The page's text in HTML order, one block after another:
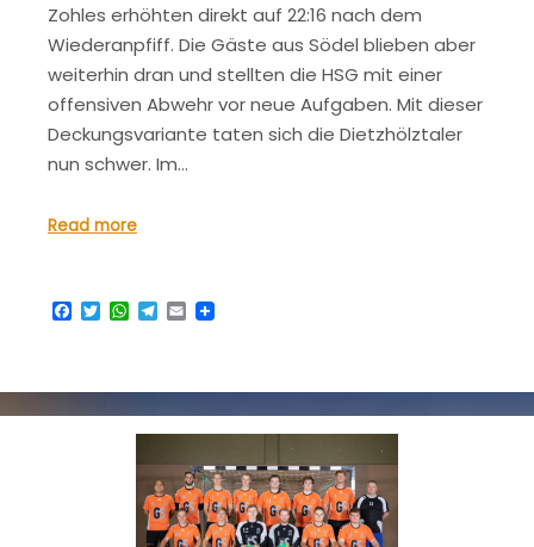
Zohles erhöhten direkt auf 22:16 nach dem
Wiederanpfiff. Die Gäste aus Södel blieben aber
weiterhin dran und stellten die HSG mit einer
offensiven Abwehr vor neue Aufgaben. Mit dieser
Deckungsvariante taten sich die Dietzhölztaler
nun schwer. Im…
Read more
Facebook
TwitterWhatsApp
Telegram
Email